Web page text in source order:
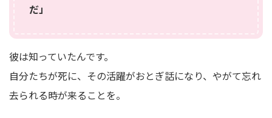
だ」
彼は知っていたんです。
自分たちが死に、その活躍がおとぎ話になり、やがて忘れ
去られる時が来ることを。